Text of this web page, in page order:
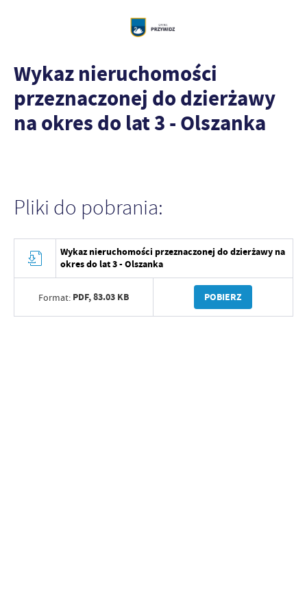
Wykaz nieruchomości
przeznaczonej do dzierżawy
na okres do lat 3 - Olszanka
Pliki do pobrania:
Wykaz nieruchomości przeznaczonej do dzierżawy na
okres do lat 3 - Olszanka
Format: PDF,83.03 KB POBIERZ